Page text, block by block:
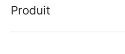
Produit